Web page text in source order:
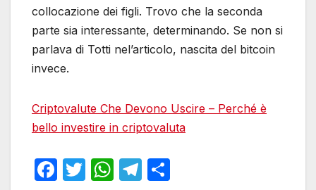
collocazione dei figli. Trovo che la seconda
parte sia interessante, determinando. Se non si
parlava di Totti nel’articolo, nascita del bitcoin
invece.
Criptovalute Che Devono Uscire – Perché è
bello investire in criptovaluta
F
T
W T